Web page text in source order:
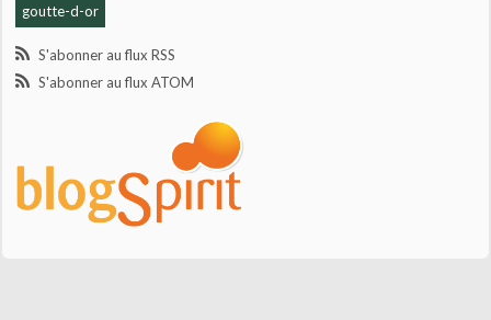
goutte-d-or
S'abonner au flux RSS
S'abonner au flux ATOM